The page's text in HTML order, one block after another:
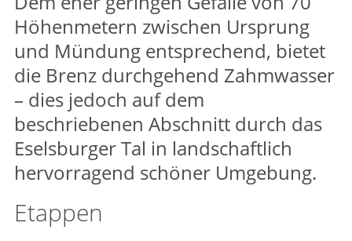
Höhenmetern zwischen Ursprung
und Mündung entsprechend, bietet
die Brenz durchgehend Zahmwasser
– dies jedoch auf dem
beschriebenen Abschnitt durch das
Eselsburger Tal in landschaftlich
hervorragend schöner Umgebung.
Etappen